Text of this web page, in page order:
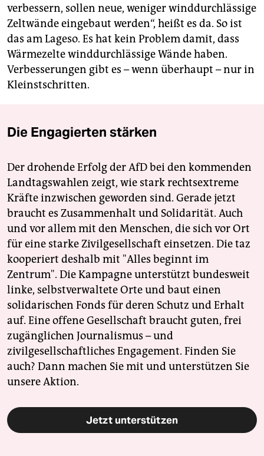
verbessern, sollen neue, weniger winddurchlässige
Zeltwände eingebaut werden“, heißt es da. So ist
das am Lageso. Es hat kein Problem damit, dass
Wärmezelte winddurchlässige Wände haben.
Verbesserungen gibt es – wenn überhaupt – nur in
Kleinstschritten.
Die Engagierten stärken
Der drohende Erfolg der AfD bei den kommenden
Landtagswahlen zeigt, wie stark rechtsextreme
Kräfte inzwischen geworden sind. Gerade jetzt
braucht es Zusammenhalt und Solidarität. Auch
und vor allem mit den Menschen, die sich vor Ort
für eine starke Zivilgesellschaft einsetzen. Die taz
kooperiert deshalb mit "Alles beginnt im
Zentrum". Die Kampagne unterstützt bundesweit
linke, selbstverwaltete Orte und baut einen
solidarischen Fonds für deren Schutz und Erhalt
auf. Eine offene Gesellschaft braucht guten, frei
zugänglichen Journalismus – und
zivilgesellschaftliches Engagement. Finden Sie
auch? Dann machen Sie mit und unterstützen Sie
unsere Aktion.
Jetzt unterstützen